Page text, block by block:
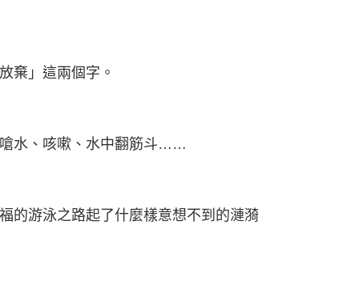
棄」這兩個字。
嗆水、咳嗽、水中翻筋斗……
的游泳之路起了什麼樣意想不到的漣漪